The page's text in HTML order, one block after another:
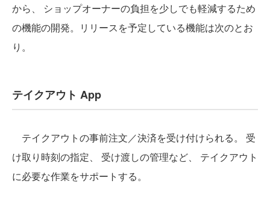
から、 ショップオーナーの負担を少しでも軽減するため
の機能の開発。リリースを予定している機能は次のとお
り。
テイクアウト App
テイクアウトの事前注文／決済を受け付けられる。 受
け取り時刻の指定、 受け渡しの管理など、 テイクアウト
に必要な作業をサポートする。